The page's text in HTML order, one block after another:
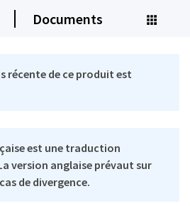
Documents
récente de ce produit est
est une traduction
version anglaise prévaut sur
de divergence.